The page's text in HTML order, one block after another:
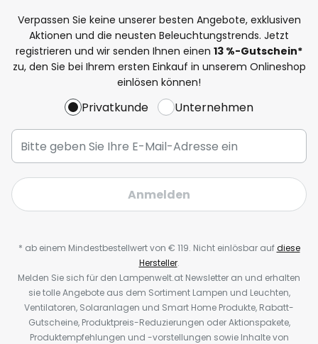
Verpassen Sie keine unserer besten Angebote, exklusiven
Aktionen und die neusten Beleuchtungstrends. Jetzt
registrieren und wir senden Ihnen einen 13 %-Gutschein*
zu, den Sie bei Ihrem ersten Einkauf in unserem Onlineshop
einlösen können!
Privatkunde Unternehmen
Anmelden
* ab einem Mindestbestellwert von € 119. Nicht einlösbar aufdiese
Hersteller.
Melden Sie sich für den Lampenwelt.at Newsletter an und erhalten
sie tolle Angebote aus dem Sortiment Lampen und Leuchten,
Ventilatoren, Solaranlagen und Smart Home Produkte, Rabatt-
Gutscheine, Produktpreis-Reduzierungen oder Aktionspakete,
Produktempfehlungen und -vorstellungen sowie Inhalte von